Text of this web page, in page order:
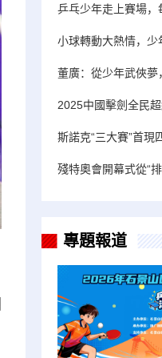
乒乓少年走上賽場
小球轉動大熱情，少
董廣：從少年武俠
2025中國擊劍全民
斯諾克“三大賽”首現
殘特奧會開幕式從“
專題報道